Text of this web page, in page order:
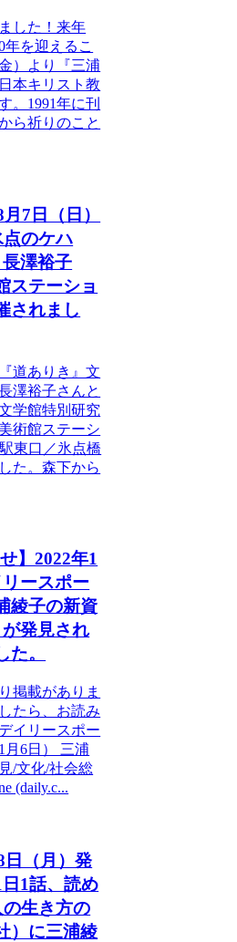
した！来年
年を迎えるこ
）より『三浦
本キリスト教
。1991年に刊
ら祈りのこと
7日（日）
のケハ
澤裕子
ステーショ
されまし
道ありき』文
澤裕子さんと
学館特別研究
術館ステーシ
東口／氷点橋
た。森下から
】2022年1
ースポー
綾子の新資
発見され
。
掲載がありま
たら、お読み
イリースポー
6日） 三浦
/文化/社会総
(daily.c...
日（月）発
1話、読め
生き方の
）に三浦綾